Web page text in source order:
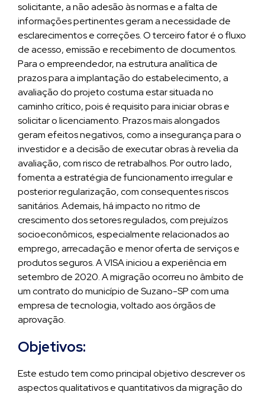
solicitante, a não adesão às normas e a falta de
informações pertinentes geram a necessidade de
esclarecimentos e correções. O terceiro fator é o fluxo
de acesso, emissão e recebimento de documentos.
Para o empreendedor, na estrutura analítica de
prazos para a implantação do estabelecimento, a
avaliação do projeto costuma estar situada no
caminho crítico, pois é requisito para iniciar obras e
solicitar o licenciamento. Prazos mais alongados
geram efeitos negativos, como a insegurança para o
investidor e a decisão de executar obras à revelia da
avaliação, com risco de retrabalhos. Por outro lado,
fomenta a estratégia de funcionamento irregular e
posterior regularização, com consequentes riscos
sanitários. Ademais, há impacto no ritmo de
crescimento dos setores regulados, com prejuízos
socioeconômicos, especialmente relacionados ao
emprego, arrecadação e menor oferta de serviços e
produtos seguros. A VISA iniciou a experiência em
setembro de 2020. A migração ocorreu no âmbito de
um contrato do município de Suzano-SP com uma
empresa de tecnologia, voltado aos órgãos de
aprovação.
Objetivos:
Este estudo tem como principal objetivo descrever os
aspectos qualitativos e quantitativos da migração do